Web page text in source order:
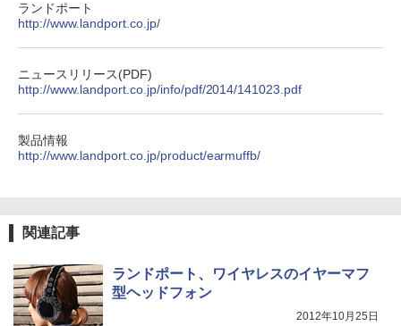
ランドポート
http://www.landport.co.jp/
ニュースリリース(PDF)
http://www.landport.co.jp/info/pdf/2014/141023.pdf
製品情報
http://www.landport.co.jp/product/earmuffb/
関連記事
ランドポート、ワイヤレスのイヤーマフ
型ヘッドフォン
2012年10月25日